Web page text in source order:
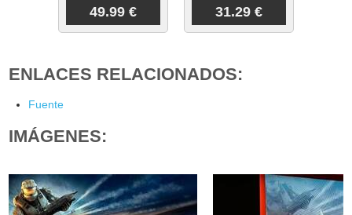
49.99 € 31.29 €
ENLACES RELACIONADOS:
Fuente
IMÁGENES: